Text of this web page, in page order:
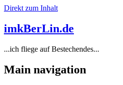
Direkt zum Inhalt
imkBerLin.de
...ich fliege auf Bestechendes...
Main navigation